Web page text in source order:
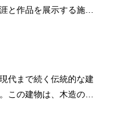
と作品を展示する施…
代まで続く伝統的な建
この建物は、木造の…